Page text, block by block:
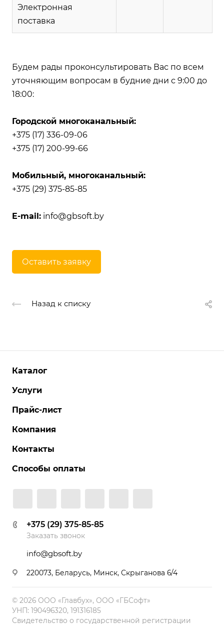
Электронная
поставка
Будем рады проконсультировать Вас по всем
уточняющим вопросам в будние дни с 9:00 до
18:00:
Городской многоканальный:
+375 (17) 336-09-06
+375 (17) 200-99-66
Мобильный, многоканальный:
+375 (29) 375-85-85
E-mail: info@gbsoft.by
Оставить заявку
Назад к списку
Каталог
Услуги
Прайс-лист
Компания
Контакты
Способы оплаты
+375 (29) 375-85-85
Заказать звонок
info@gbsoft.by
220073, Беларусь, Минск, Скрыганова 6/4
© 2026 ООО «Главбух», ООО «ГБСофт»
УНП: 190496320, 191316185
Свидетельство о государственной регистрации